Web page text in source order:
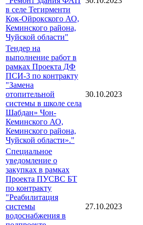
в селе Тегирменти
Кок-Ойрокского АО,
Кеминского района,
Чуйской области"
Тендер на
выполнение работ в
рамках Проекта ДФ
ПСИ-3 по контракту
"Замена
отопительной
системы в школе села
Шабдан» Чон-
Кеминского АО,
Кеминского района,
Чуйской области»."
30.10.2023
Специальное
уведомление о
закупках в рамках
Проекта ПУСВС БТ
по контракту
"Реабилитация
системы
водоснабжения в
27.10.2023